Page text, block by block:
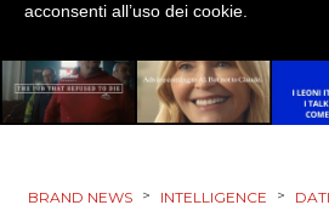
DIGITALE
EDITORIA
RADIO / AUDIO
BRAND NEWS > INTELLIGENCE > DATI
acconsenti all’uso dei cookie.